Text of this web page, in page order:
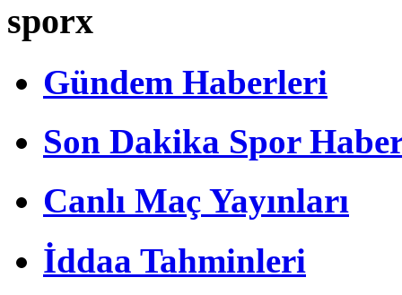
sporx
Gündem Haberleri
Son Dakika Spor
Canlı Maç Yayınları
İddaa Tahminleri